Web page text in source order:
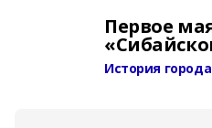
Первое
История города